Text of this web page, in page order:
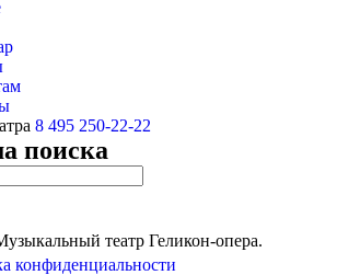
8 495 250-22-22
поиска
театр Геликон-опера.
конфиденциальности